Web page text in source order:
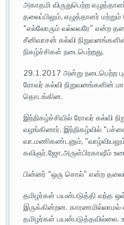
அகாதமி விருதுபெற்ற
தலைப்பிலும், எழுத்தாளர்
“எல்லோரும் வல்லவரே” என்ற
சீனிவாசன் கல்வி
நிகழ்ச்சிகள் நடைபெற்றது.
29.1.2017 அன்று நடைபெற்ற
ரோவர் கல்வி நிறுவனங்களின்
தொடங்கின.
இந்நிகழ்ச்சியில் ரோவர் கல்வி
வழங்கினார். இந்நிகழ்வில்
வா.மணிகண்டனும்,
கவிஞர்.ஜோ.அருள்பிரகாஷீம்
பின்னர் “ஒரு சொல்” என்ற
தமிழர்கள் பயன்படுத்தி வந்த
இருக்கின்றன.
தமிழர்கள் பயன்படுத்தவில்லை.